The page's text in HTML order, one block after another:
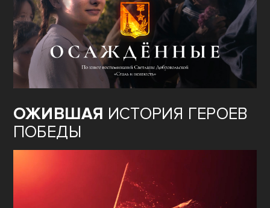
ОЖИВШАЯ ИСТОРИЯ ГЕРОЕВ
ПОБЕДЫ